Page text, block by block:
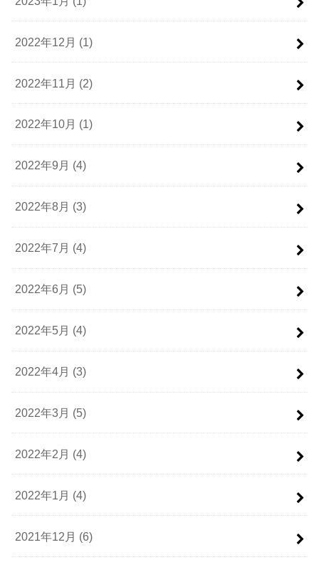
2022年12月 (1)
2022年11月 (2)
2022年10月 (1)
2022年9月 (4)
2022年8月 (3)
2022年7月 (4)
2022年6月 (5)
2022年5月 (4)
2022年4月 (3)
2022年3月 (5)
2022年2月 (4)
2022年1月 (4)
2021年12月 (6)